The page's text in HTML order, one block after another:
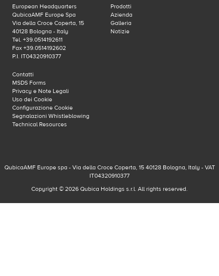
European Headquarters
QubicaAMF Europe Spa
Via della Croce Coperta, 15
40128 Bologna - Italy
Tel. +39.0514192611
Fax +39.0514192602
P.I. IT04320910377
Prodotti
Azienda
Galleria
Notizie
Contatti
MSDS Forms
Privacy e Note Legali
Uso dei Cookie
Configurazione Cookie
Segnalazioni Whistleblowing
Technical Resources
QubicaAMF Europe spa - Via della Croce Coperta, 15 40128 Bologna, Italy - VAT
IT04320910377
Copyright © 2026 Qubica Holdings s.r.l. All rights reserved.